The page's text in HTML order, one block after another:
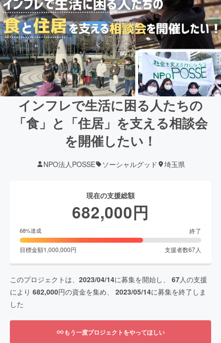
インフレで生活に困る人たちの
「食」と「住居」を支える相談会
を開催したい！
NPO法人POSSE ソーシャルグッド 埼玉県
現在の支援総額
682,000円
68%達成 終了
目標金額1,000,000円 支援者数67人
このプロジェクトは、 2023/04/14に募集を開始し、 67人の支援
により 682,000円の資金を集め、 2023/05/14に募集を終了しま
した
もう一度プロジェクトをやってほしい